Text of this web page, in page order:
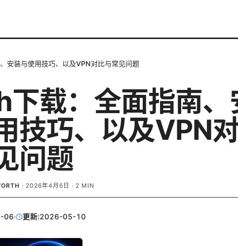
安装与使用技巧、以及VPN对比与常见问题
下载：全面指南、
技巧、以及VPN
问题
· 2026年4月6日 · 2 MIN
06· 更新:2026-05-10